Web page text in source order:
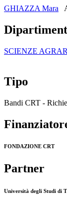
GHIAZZA Mara
SCIENZE
Tipo
Bandi CRT -
FONDAZIONE CRT
Partner
Università degli Studi di